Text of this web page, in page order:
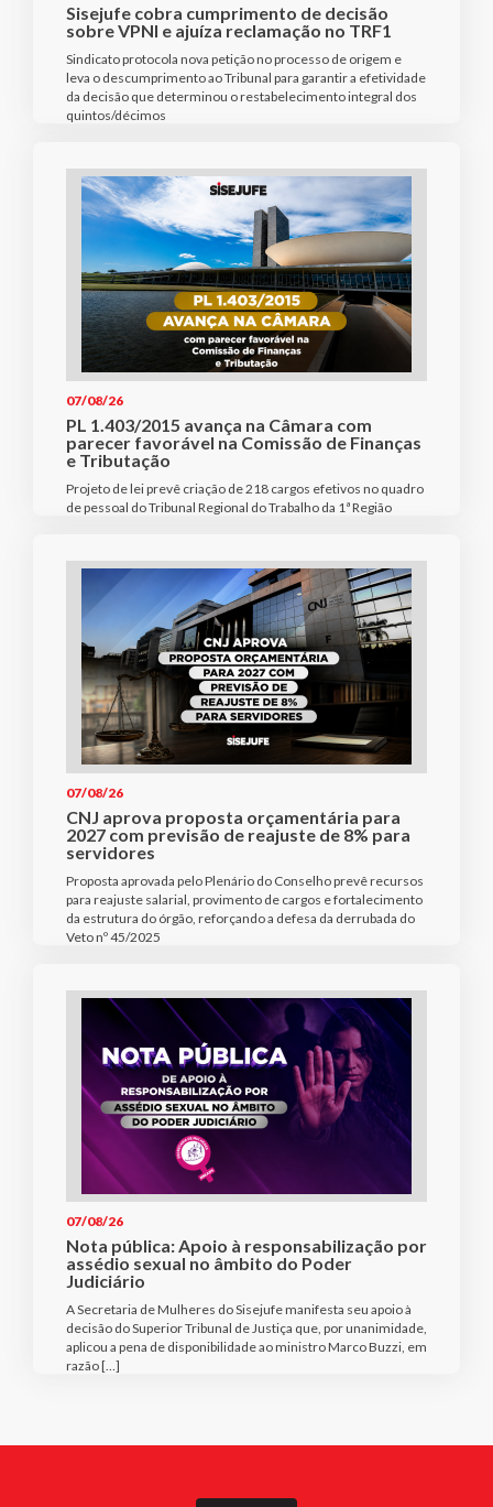
Sisejufe cobra cumprimento de decisão
sobre VPNI e ajuíza reclamação no TRF1
Sindicato protocola nova petição no processo de origem e
leva o descumprimento ao Tribunal para garantir a efetividade
da decisão que determinou o restabelecimento integral dos
quintos/décimos
07/08/26
PL 1.403/2015 avança na Câmara com
parecer favorável na Comissão de Finanças
e Tributação
Projeto de lei prevê criação de 218 cargos efetivos no quadro
de pessoal do Tribunal Regional do Trabalho da 1ª Região
07/08/26
CNJ aprova proposta orçamentária para
2027 com previsão de reajuste de 8% para
servidores
Proposta aprovada pelo Plenário do Conselho prevê recursos
para reajuste salarial, provimento de cargos e fortalecimento
da estrutura do órgão, reforçando a defesa da derrubada do
Veto nº 45/2025
07/08/26
Nota pública: Apoio à responsabilização por
assédio sexual no âmbito do Poder
Judiciário
A Secretaria de Mulheres do Sisejufe manifesta seu apoio à
decisão do Superior Tribunal de Justiça que, por unanimidade,
aplicou a pena de disponibilidade ao ministro Marco Buzzi, em
razão […]